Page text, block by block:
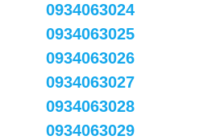
0934063024
0934063025
0934063026
0934063027
0934063028
0934063029